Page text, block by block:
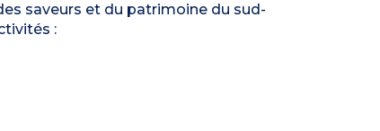
saveurs et du patrimoine du sud-
: